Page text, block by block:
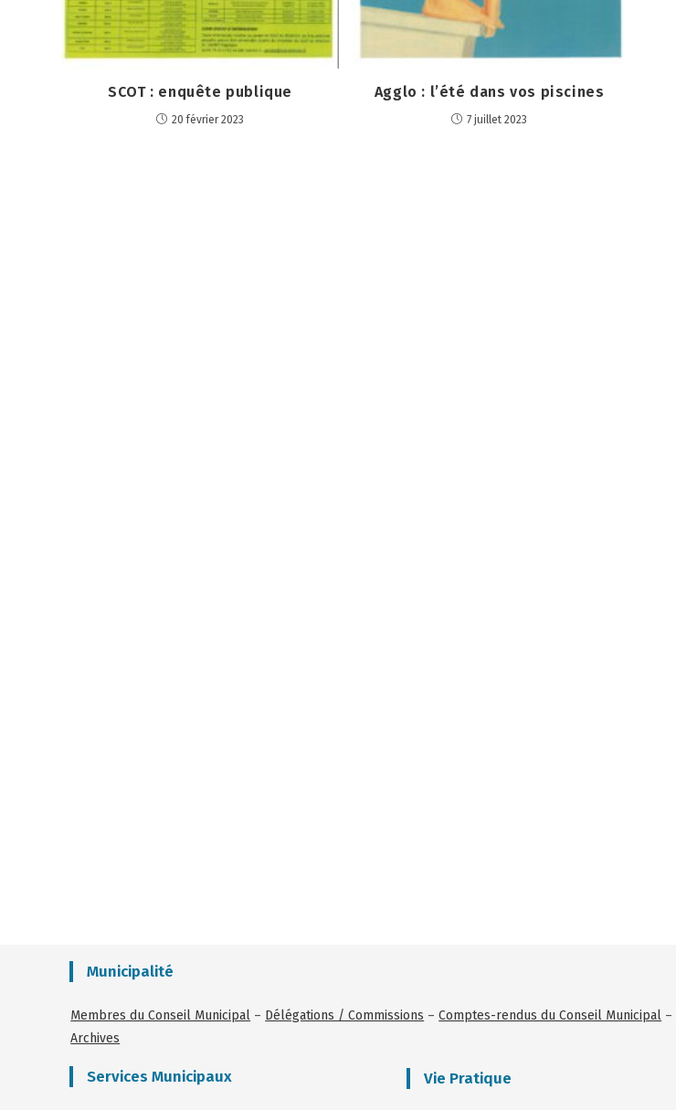
SCOT : enquête publique
20 février 2023
Agglo : l’été dans vos piscines
7 juillet 2023
Municipalité
Membres du Conseil Municipal – Délégations / Commissions –Comptes-rendus du Conseil Municipal –
Archives
Services Municipaux Vie Pratique